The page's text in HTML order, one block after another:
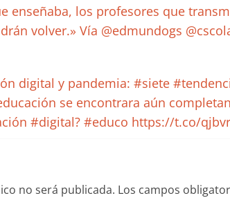
enseñaba, los profesores que
volver.» Vía @edmundogs
digital y pandemia: #siete
se encontrara aún
#digital? #educo https://t.co/
no será publicada. Los campos